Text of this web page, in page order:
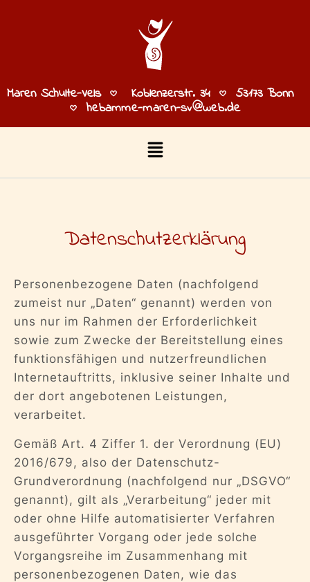
Maren Schulte-Vels Koblenzerstr. 34
53173 Bonn
hebamme-maren-sv@web.de
Datenschutzerklärung
Personenbezogene Daten (nachfolgend
zumeist nur „Daten“ genannt) werden von
uns nur im Rahmen der Erforderlichkeit
sowie zum Zwecke der Bereitstellung eines
funktionsfähigen und nutzerfreundlichen
Internetauftritts, inklusive seiner Inhalte und
der dort angebotenen Leistungen,
verarbeitet.
Gemäß Art. 4 Ziffer 1. der Verordnung (EU)
2016/679, also der Datenschutz-
Grundverordnung (nachfolgend nur „DSGVO“
genannt), gilt als „Verarbeitung“ jeder mit
oder ohne Hilfe automatisierter Verfahren
ausgeführter Vorgang oder jede solche
Vorgangsreihe im Zusammenhang mit
personenbezogenen Daten, wie das